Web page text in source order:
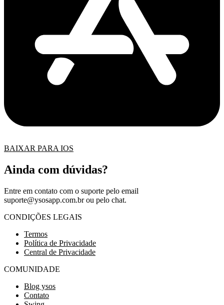
BAIXAR PARA IOS
Ainda com dúvidas?
Entre em contato com o suporte pelo email
suporte@ysosapp.com.brou pelo chat.
CONDIÇÕES LEGAIS
Termos
Política de Privacidade
Central de Privacidade
COMUNIDADE
Blog ysos
Contato